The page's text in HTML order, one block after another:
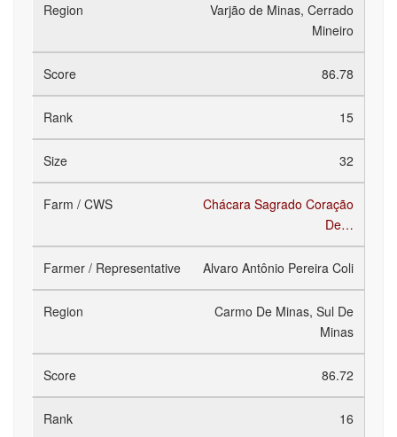
Varjão de Minas, Cerrado
Mineiro
86.78
15
32
Chácara Sagrado Coração
De…
Alvaro Antônio Pereira Coli
Carmo De Minas, Sul De
Minas
86.72
16